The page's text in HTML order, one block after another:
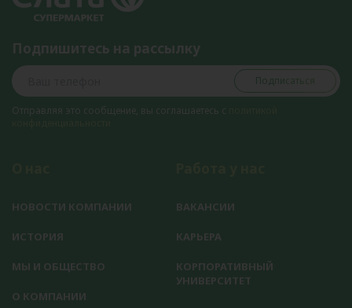
Подпишитесь на рассылку
Подписаться
Отправляя это сообщение, вы соглашаетесь с
НОВОСТИ КОМПАНИИ
ИСТОРИЯ
МЫ И ОБЩЕСТВО
О КОМПАНИИ
ВАКАНСИИ
КАРЬЕРА
КОРПОРАТИВНЫЙ
УНИВЕРСИТЕТ